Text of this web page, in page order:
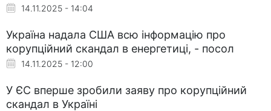
14.11.2025 - 14:04
Україна надала США всю інформацію про
корупційний скандал в енергетиці, - посол
14.11.2025 - 12:00
У ЄС вперше зробили заяву про корупційний
скандал в Україні